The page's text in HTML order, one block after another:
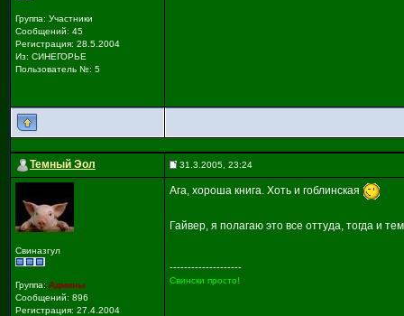
Группа: Участники
Сообщений: 45
Регистрация: 28.5.2004
Из: СИНЕГОРЬЕ
Пользователь №: 5
Темный Эол 31.3.2005, 23:24
Свиназгул
Группа: Админы
Сообщений: 896
Регистрация: 27.4.2004
Ага, хороша книга. Хоть и гоблинская
Гайвер, я полагаю это все оттуда, тогда и
--------------------
Свински просто!